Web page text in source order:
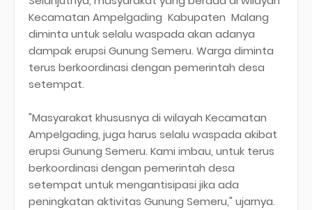
Kecamatan Ampelgading Kabupaten Malang
diminta untuk selalu waspada akan adanya
dampak erupsi Gunung Semeru. Warga diminta
terus berkoordinasi dengan pemerintah desa
setempat.
"Masyarakat khususnya di wilayah Kecamatan
Ampelgading, juga harus selalu waspada akibat
erupsi Gunung Semeru. Kami imbau, untuk terus
berkoordinasi dengan pemerintah desa
setempat untuk mengantisipasi jika ada
peningkatan aktivitas Gunung Semeru," ujarnya.